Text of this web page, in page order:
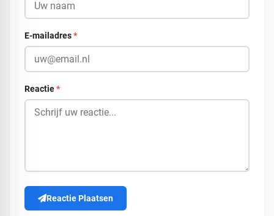
E-mailadres*
Reactie*
Reactie Plaatsen